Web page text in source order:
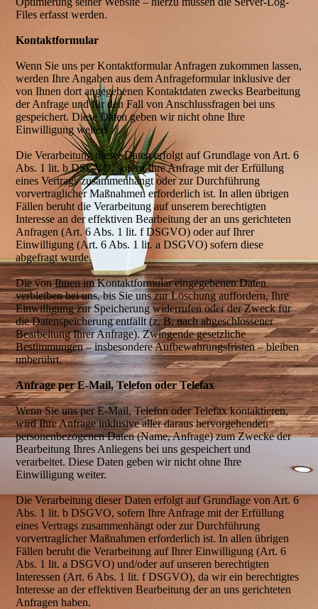
Files erfasst werden.
Kontaktformular
Wenn Sie uns per Kontaktformular Anfragen zukommen lassen,
werden Ihre Angaben aus dem Anfrageformular inklusive der
von Ihnen dort angegebenen Kontaktdaten zwecks Bearbeitung
der Anfrage und für den Fall von Anschlussfragen bei uns
gespeichert. Diese Daten geben wir nicht ohne Ihre
Einwilligung weiter.
Die Verarbeitung dieser Daten erfolgt auf Grundlage von Art. 6
Abs. 1 lit. b DSGVO, sofern Ihre Anfrage mit der Erfüllung
eines Vertrags zusammenhängt oder zur Durchführung
vorvertraglicher Maßnahmen erforderlich ist. In allen übrigen
Fällen beruht die Verarbeitung auf unserem berechtigten
Interesse an der effektiven Bearbeitung der an uns gerichteten
Anfragen (Art. 6 Abs. 1 lit. f DSGVO) oder auf Ihrer
Einwilligung (Art. 6 Abs. 1 lit. a DSGVO) sofern diese
abgefragt wurde.
Die von Ihnen im Kontaktformular eingegebenen Daten
verbleiben bei uns, bis Sie uns zur Löschung auffordern, Ihre
Einwilligung zur Speicherung widerrufen oder der Zweck für
die Datenspeicherung entfällt (z. B. nach abgeschlossener
Bearbeitung Ihrer Anfrage). Zwingende gesetzliche
Bestimmungen – insbesondere Aufbewahrungsfristen – bleiben
unberührt.
Anfrage per E-Mail, Telefon oder Telefax
Wenn Sie uns per E-Mail, Telefon oder Telefax kontaktieren,
wird Ihre Anfrage inklusive aller daraus hervorgehenden
personenbezogenen Daten (Name, Anfrage) zum Zwecke der
Bearbeitung Ihres Anliegens bei uns gespeichert und
verarbeitet. Diese Daten geben wir nicht ohne Ihre
Einwilligung weiter.
Die Verarbeitung dieser Daten erfolgt auf Grundlage von Art. 6
Abs. 1 lit. b DSGVO, sofern Ihre Anfrage mit der Erfüllung
eines Vertrags zusammenhängt oder zur Durchführung
vorvertraglicher Maßnahmen erforderlich ist. In allen übrigen
Fällen beruht die Verarbeitung auf Ihrer Einwilligung (Art. 6
Abs. 1 lit. a DSGVO) und/oder auf unseren berechtigten
Interessen (Art. 6 Abs. 1 lit. f DSGVO), da wir ein berechtigtes
Interesse an der effektiven Bearbeitung der an uns gerichteten
Anfragen haben.